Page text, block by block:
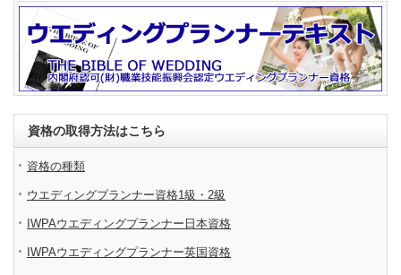
資格の取得方法はこちら
資格の種類
ウエディングプランナー資格1級・2級
IWPAウエディングプランナー日本資格
IWPAウエディングプランナー英国資格